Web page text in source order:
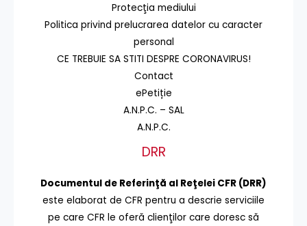
Protecţia mediului
Politica privind prelucrarea datelor cu caracter
personal
CE TREBUIE SA STITI DESPRE CORONAVIRUS!
Contact
ePetiție
A.N.P.C. – SAL
A.N.P.C.
DRR
Documentul de Referinţă al Reţelei CFR (DRR)
este elaborat de CFR pentru a descrie serviciile
pe care CFR le oferă clienţilor care doresc să